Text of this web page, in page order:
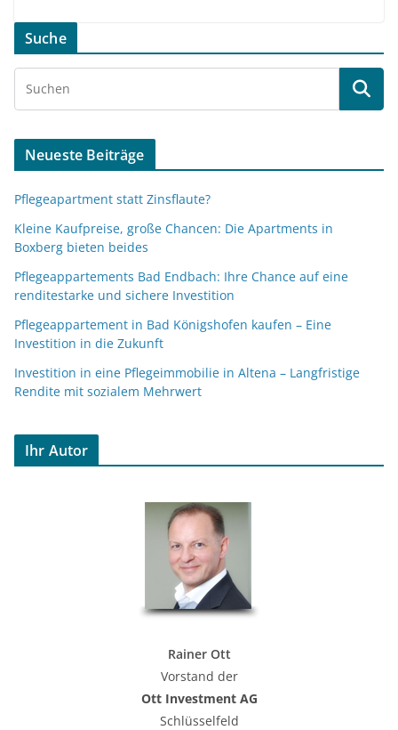
Suche
Neueste Beiträge
Pflegeapartment statt Zinsflaute?
Kleine Kaufpreise, große Chancen: Die Apartments in
Boxberg bieten beides
Pflegeappartements Bad Endbach: Ihre Chance auf eine
renditestarke und sichere Investition
Pflegeappartement in Bad Königshofen kaufen – Eine
Investition in die Zukunft
Investition in eine Pflegeimmobilie in Altena – Langfristige
Rendite mit sozialem Mehrwert
Ihr Autor
Rainer Ott
Vorstand der
Ott Investment AG
Schlüsselfeld